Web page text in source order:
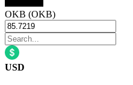
OKB (OKB)
USD